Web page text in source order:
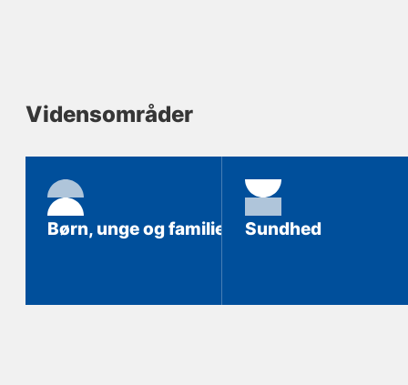
Vidensområder
Børn, unge og familie Sundhed